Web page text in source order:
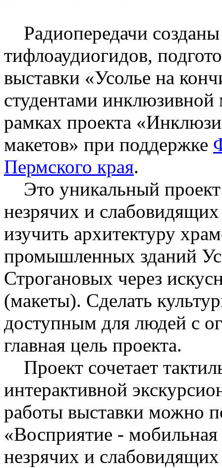
Радиопередачи созданы
тифлоаудиогидов,
выставки «Усолье на
студентами инклюзивной
рамках проекта
макетов» при поддержке
Пермского края.
Это уникальный
незрячих и
изучить архитектуру
промышленных зданий
Строгановых через
(макеты). Сделать
доступным для людей с
главная цель проекта.
Проект сочетает
интерактивной
работы выставки можно
«Восприятие -
незрячих и